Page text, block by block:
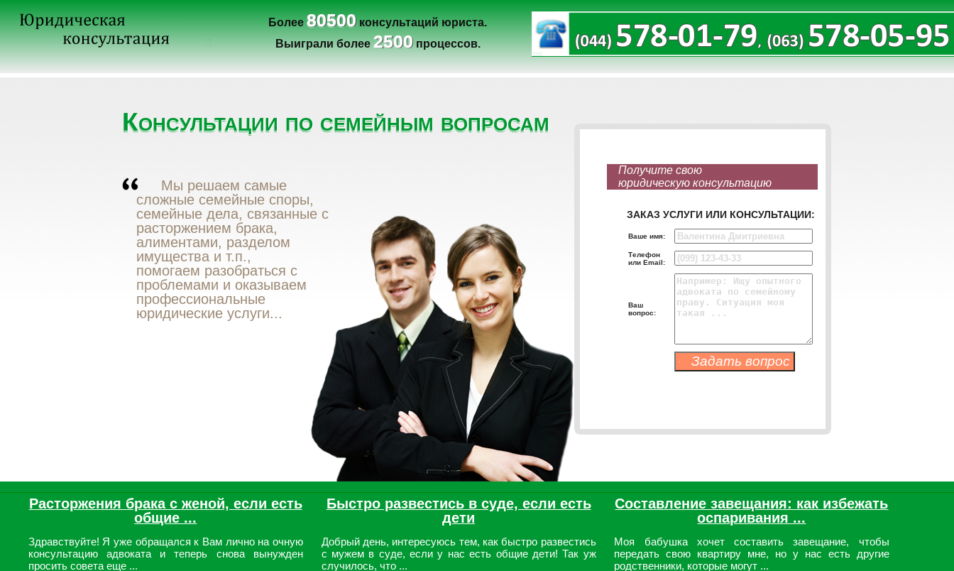
Более80500консультаций юриста.
Выиграли более2500процессов.
Консультации по семейным вопросам
Мы решаем самые
сложные семейные споры,
семейные дела, связанные с
расторжением брака,
алиментами, разделом
имущества и т.п.,
помогаем разобраться с
проблемами и оказываем
профессиональные
юридические услуги...
Расторжения брака с женой, если есть
общие ...
Здравствуйте! Я уже обращался к Вам лично на очную
консультацию адвоката и теперь снова вынужден
просить совета еще ...
Быстро развестись в суде, если есть
дети
Добрый день, интересуюсь тем, как быстро развестись
с мужем в суде, если у нас есть общие дети! Так уж
случилось, что ...
Составление завещания: как избежать
оспаривания ...
Моя бабушка хочет составить завещание, чтобы
передать свою квартиру мне, но у нас есть другие
родственники, которые могут ...